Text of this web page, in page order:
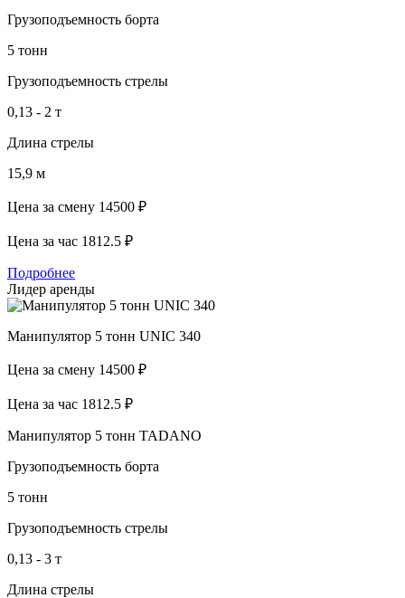
Грузоподъемность борта
5 тонн
Грузоподъемность стрелы
0,13 - 2 т
Длина стрелы
15,9 м
Цена за смену 14500 ₽
Цена за час 1812.5 ₽
Подробнее
Лидер аренды
Манипулятор 5 тонн UNIC 340
Цена за смену 14500 ₽
Цена за час 1812.5 ₽
Манипулятор 5 тонн TADANO
Грузоподъемность борта
5 тонн
Грузоподъемность стрелы
0,13 - 3 т
Длина стрелы